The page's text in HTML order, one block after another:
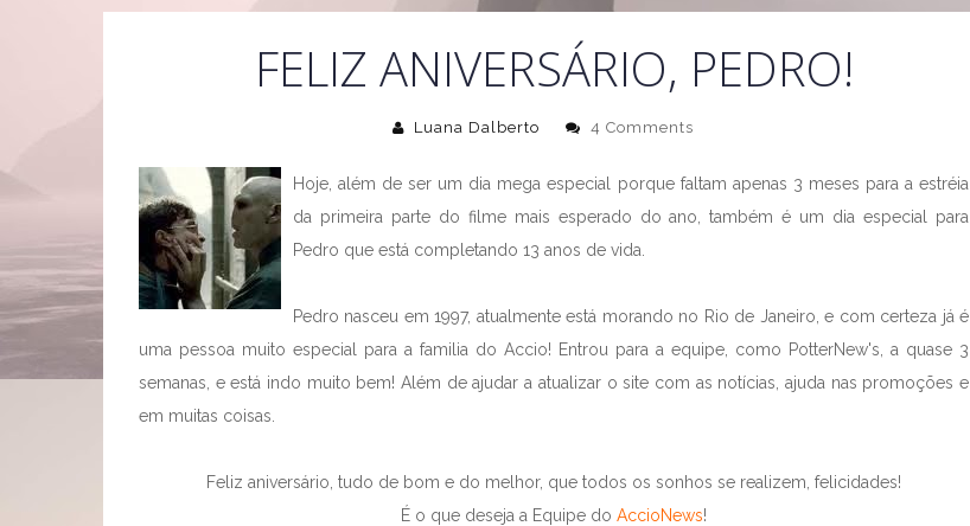
FELIZ ANIVERSÁRIO, PEDRO!
Luana Dalberto 4 Comments
Hoje, além de ser um dia mega especial porque faltam apenas 3 meses para a estréia
da primeira parte do filme mais esperado do ano, também é um dia especial para
Pedro que está completando 13 anos de vida.
Pedro nasceu em 1997, atualmente está morando no Rio de Janeiro, e com certeza já é
uma pessoa muito especial para a familia do Accio! Entrou para a equipe, como PotterNew's, a quase 3
semanas, e está indo muito bem! Além de ajudar a atualizar o site com as notícias, ajuda nas promoções e
em muitas coisas.
Feliz aniversário, tudo de bom e do melhor, que todos os sonhos se realizem, felicidades!
É o que deseja a Equipe do AccioNews!